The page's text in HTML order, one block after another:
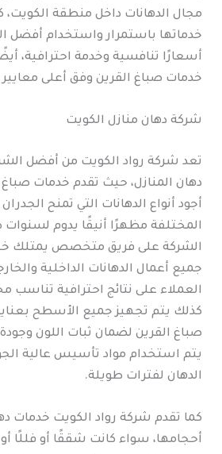
مجال الدهانات داخل منطقة الكويت،
خدماتها باستمرار واستخدام أفضل
أسعارًا تنافسية وخدمة احترافية،
خدمات صباغ القرين وفق أعلى معايير
شركة دهان منازل الكويت
تعد شركة رواد الكويت من أفضل
دهان المنازل، حيث تقدم خدمات صباغ
أجود أنواع الدهانات التي تمنح
المختلفة مظهرًا أنيقًا يدوم
الشركة على فريق متخصص يمتلك
جميع أعمال الدهانات الداخلية
العملاء على نتائج احترافية تناسب
كذلك يتم تجهيز جميع الأسطح
صباغ القرين لضمان ثبات اللون
يتم استخدام مواد تأسيس عالية
الدهان لفترات طويلة.
كما تقدم شركة رواد الكويت خدمات
أحجامها، سواء كانت شققًا أو فللًا